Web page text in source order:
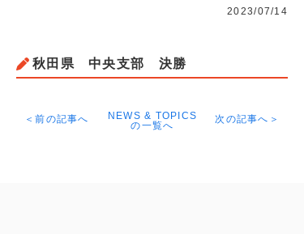
2023/07/14
秋田県 中央支部 決勝
＜前の記事へ
NEWS & TOPICS
の一覧へ
次の記事へ＞